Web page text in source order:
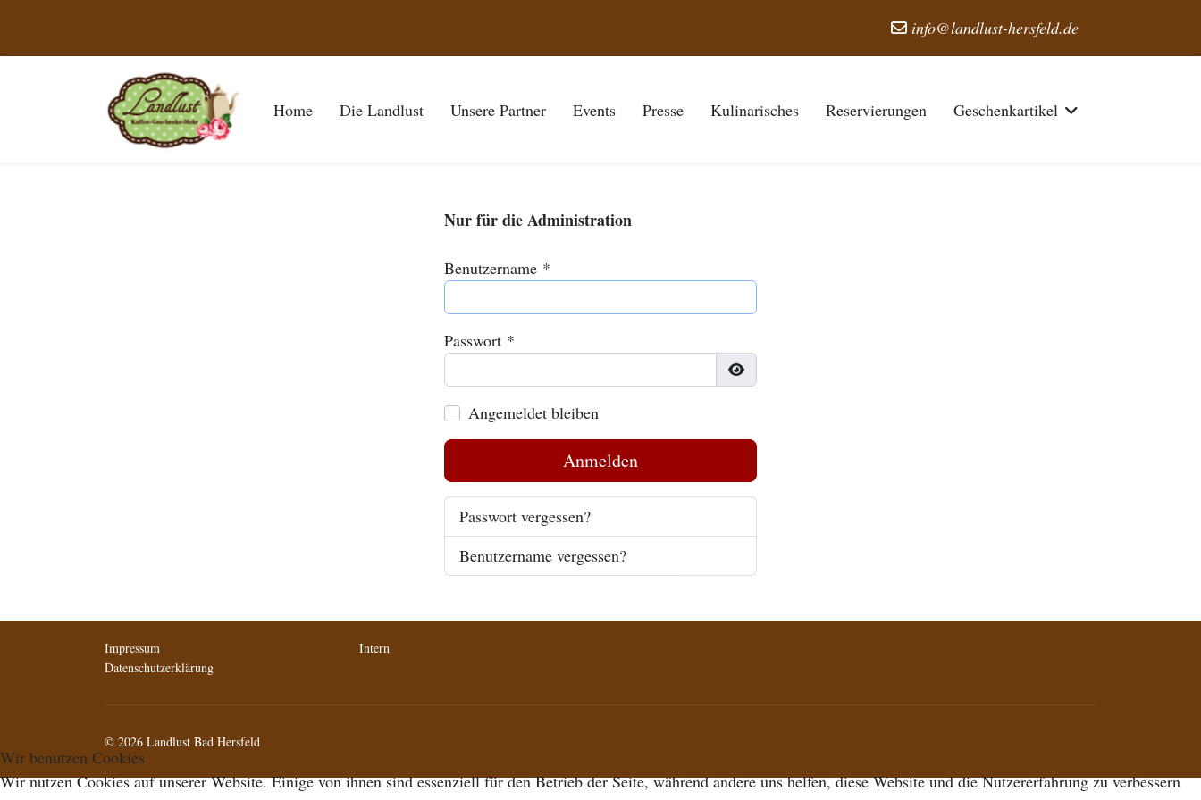
info@landlust-hersfeld.de
Home Die Landlust Unsere Partner Events Presse Kulinarisches Reservierungen Geschenkartikel
Nur für die Administration
Benutzername *
Passwort *
Passwort anzeigen
Angemeldet bleiben
Anmelden
Passwort vergessen?
Benutzername vergessen?
Impressum
Datenschutzerklärung
Intern
© 2026 Landlust Bad Hersfeld
Wir benutzen Cookies
Wir nutzen Cookies auf unserer Website. Einige von ihnen sind essenziell für den Betrieb der Seite, während andere uns helfen, diese Website und die Nutzererfahrung zu verbessern